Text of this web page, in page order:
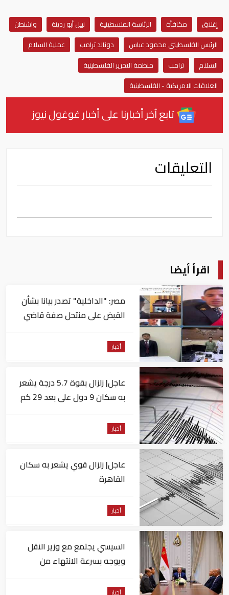
إغلاق مكافأة الرئاسة الفلسطينية نبيل أبو ردينة
واشنطن
الرئيس الفلسطيني محمود عباس
دونالد ترامب
عملية السلام
السلام
ترامب
منظمة التحرير الفلسطينية
العلاقات الامريكية - الفلسطينية
تابع آخر أخبارنا على أخبار غوغول نيوز
التعليقات
اقرأ أيضا
مصر: "الداخلية" تصدر بيانا بشأن
القبض على منتحل صفة قاضي
أخبار
عاجل| زلزال بقوة 5.7 درجة يشعر
به سكان 9 دول على بعد 29 كم
أخبار
عاجل| زلزال قوي يشعر به سكان
القاهرة
أخبار
السيسي يجتمع مع وزير النقل
ويوجه بسرعة الانتهاء من
أخبار